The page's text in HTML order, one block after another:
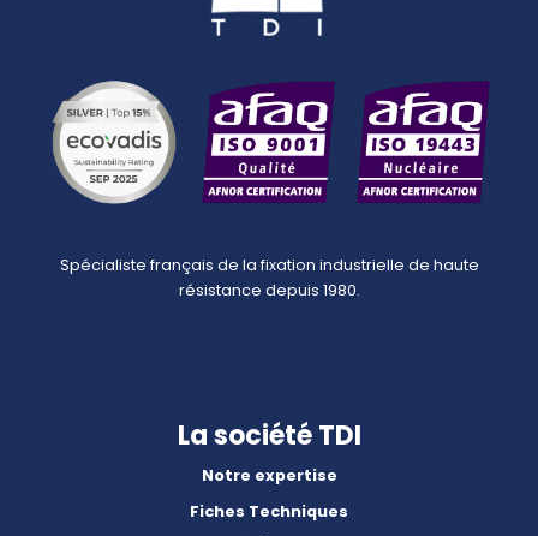
Spécialiste français de la fixation industrielle de haute
résistance depuis 1980.
La société TDI
Notre expertise
Fiches Techniques